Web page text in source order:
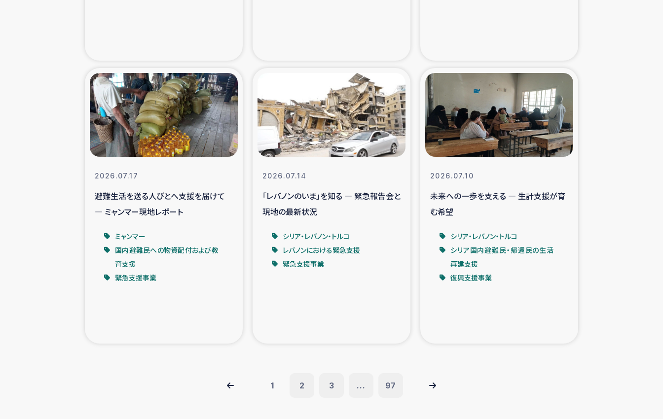
コーヒー生産者支援 アイナロ県マウベシ郡でのコーヒー畑改善事業
ベイルート大規模爆発被災者支援 女性の生計向上支援
アグロフォレストリー（カカオ）事業
2026.07.17
避難生活を送る人びとへ支援を届けて
― ミャンマー現地レポート
ミャンマー
国内避難民への物資配付および教
育支援
緊急支援事業
2026.07.14
「レバノンのいま」を知る ― 緊急報告会と
現地の最新状況
シリア・レバノン・トルコ
レバノンにおける緊急支援
緊急支援事業
2026.07.10
未来への一歩を支える ― 生計支援が育
む希望
シリア・レバノン・トルコ
シリア国内避難民・帰還民の生活
再建支援
復興支援事業
1 2 3 ... 97